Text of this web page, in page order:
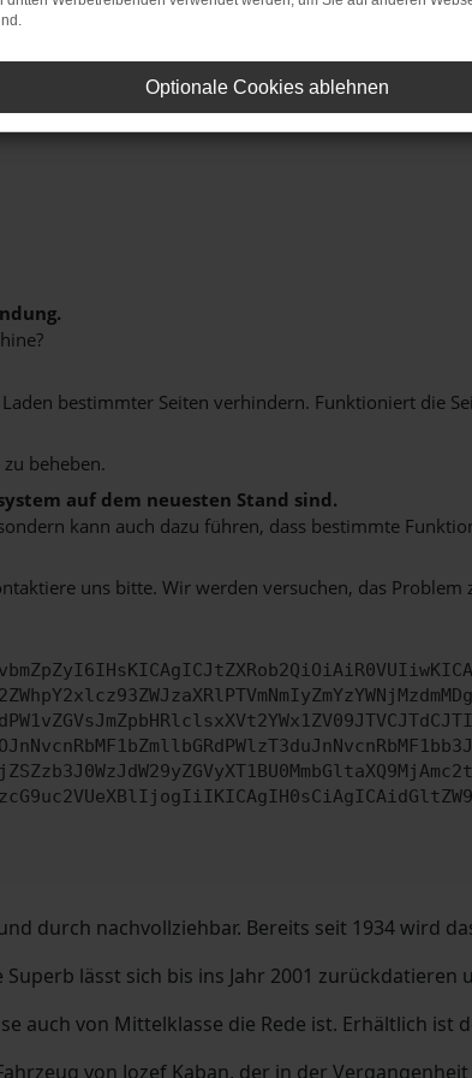
bestimmter Seiten verhindern. Funktioniert die
beheben.
auf dem neuesten Stand sind.
kann auch dazu führen, dass bestimmte
uns bitte. Wir werden versuchen, das
durch nachvollziehbar. Bereits seit 1934 wird
lässt sich bis ins Jahr 2001
auch von Mittelklasse die Rede ist. Erhältlich ist
von Jozef Kaban, der in der
Optionale Cookies ablehnen